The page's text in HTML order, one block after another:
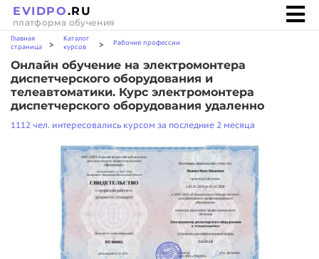
EVIDPO.RU
платформа обучения
Главная
страница
>
Каталог
курсов
> Рабочие профессии
Онлайн обучение на электромонтера
диспетчерского оборудования и
телеавтоматики. Курс электромонтера
диспетчерского оборудования удаленно
1112 чел. интересовались курсом за последние 2 месяца